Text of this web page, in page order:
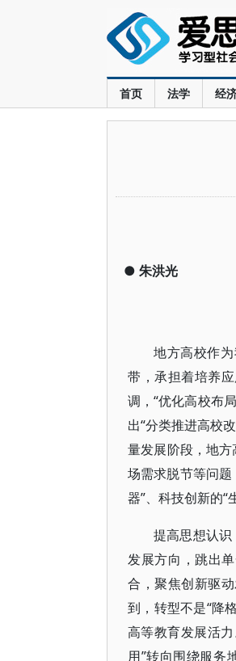
首页 法学 经
● 朱洪光
地方高校作
带，承担着培养
调，“优化高校布
出“分类推进高校
量发展阶段，地
场需求脱节等问题
器”、科技创新的“
提高思想认
发展方向，跳出
合，聚焦创新驱
到，转型不是“降
高等教育发展活
用”转向围绕服务